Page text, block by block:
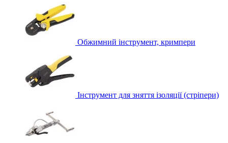
Обжимний інструмент, кримпери
Інструмент для зняття ізоляції (стріпери)